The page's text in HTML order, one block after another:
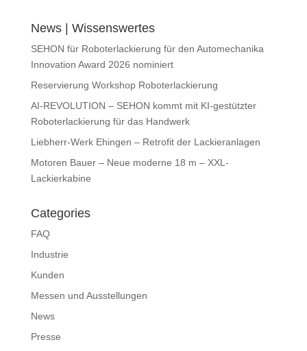
News | Wissenswertes
SEHON für Roboterlackierung für den Automechanika
Innovation Award 2026 nominiert
Reservierung Workshop Roboterlackierung
AI-REVOLUTION – SEHON kommt mit KI-gestützter
Roboterlackierung für das Handwerk
Liebherr-Werk Ehingen – Retrofit der Lackieranlagen
Motoren Bauer – Neue moderne 18 m – XXL-
Lackierkabine
Categories
FAQ
Industrie
Kunden
Messen und Ausstellungen
News
Presse